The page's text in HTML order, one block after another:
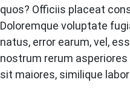
quos? Officiis placeat
Doloremque voluptate
natus, error earum, vel,
nostrum rerum
sit maiores, similique